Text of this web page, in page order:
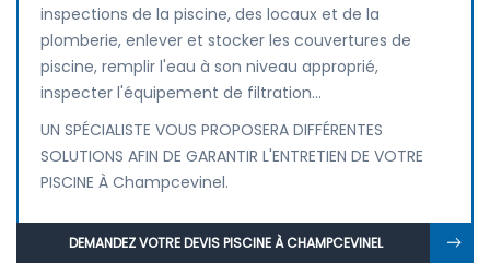
inspections de la piscine, des locaux et de la
plomberie, enlever et stocker les couvertures de
piscine, remplir l'eau à son niveau approprié,
inspecter l'équipement de filtration...
UN SPÉCIALISTE VOUS PROPOSERA DIFFÉRENTES
SOLUTIONS AFIN DE GARANTIR L'ENTRETIEN DE VOTRE
PISCINE À Champcevinel.
DEMANDEZ VOTRE DEVIS PISCINE À CHAMPCEVINEL